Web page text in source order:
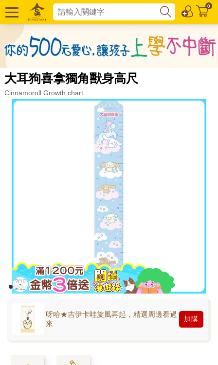
0
大耳狗喜拿獨角獸身高尺
Cinnamoroll Growth chart
呀哈★吉伊卡哇旋風再起，精選周邊看過
來
加購